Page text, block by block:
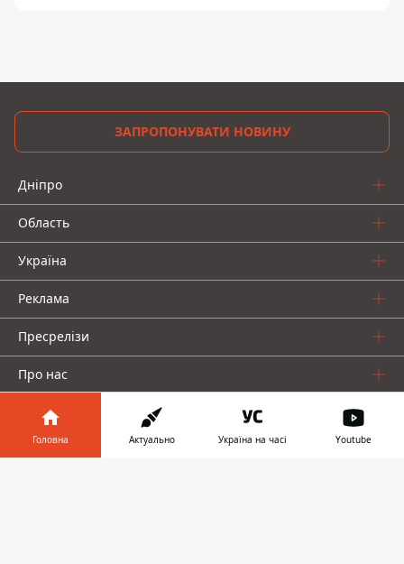
ЗАПРОПОНУВАТИ НОВИНУ
Дніпро
Область
Україна
Реклама
Пресрелізи
Про нас
Головна Актуально Україна на часі Youtube